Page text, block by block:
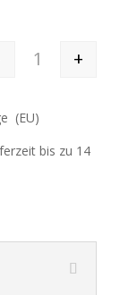
Alpakara Unica
+
(EU)
bis zu 14